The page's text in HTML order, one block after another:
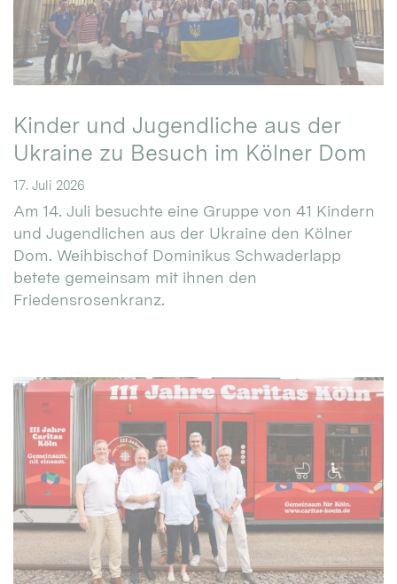
Kinder und Jugendliche aus der
Ukraine zu Besuch im Kölner Dom
17. Juli 2026
Am 14. Juli besuchte eine Gruppe von 41 Kindern
und Jugendlichen aus der Ukraine den Kölner
Dom. Weihbischof Dominikus Schwaderlapp
betete gemeinsam mit ihnen den
Friedensrosenkranz.